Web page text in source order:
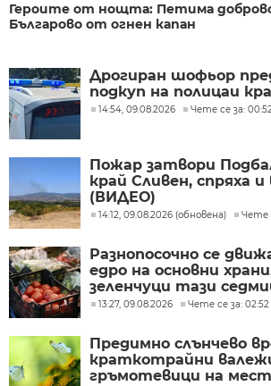
Героите от нощта: Петима
Българово от огнен капан
Дрогиран шофьор
подкуп на полицаи
14:54, 09.08.2026 Чете се за:
Пожар затвори
край Сливен, спряха
(ВИДЕО)
14:12, 09.08.2026 (обновена) Чете
Разнопосочно се
едро на основни
зеленчуци тази
13:27, 09.08.2026 Чете се за:
Предимно слънчево
краткотрайни
гръмотевици на